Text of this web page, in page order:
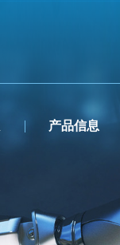
产品信息